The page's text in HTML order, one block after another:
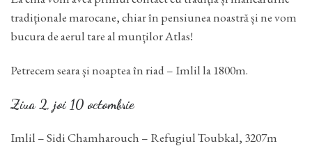
tradiționale marocane, chiar în pensiunea noastră și ne vom
bucura de aerul tare al munților Atlas!
Petrecem seara și noaptea în riad – Imlil la 1800m.
Ziua 2, joi 10 octombrie
Imlil – Sidi Chamharouch – Refugiul Toubkal, 3207m